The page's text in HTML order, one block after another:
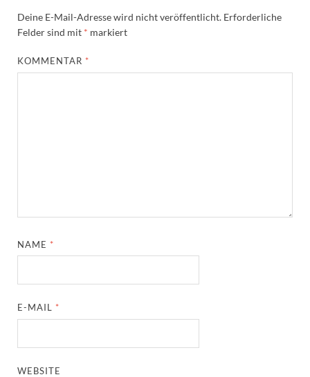
Deine E-Mail-Adresse wird nicht veröffentlicht. Erforderliche
Felder sind mit * markiert
KOMMENTAR *
NAME *
E-MAIL *
WEBSITE